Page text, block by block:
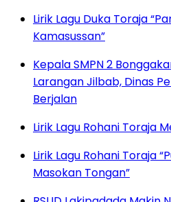
Lirik Lagu Duka Toraja
Kamasussan”
Kepala SMPN 2
Larangan Jilbab, Dinas
Berjalan
Lirik Lagu Rohani Toraja
Lirik Lagu Rohani Toraja
Masokan Tongan”